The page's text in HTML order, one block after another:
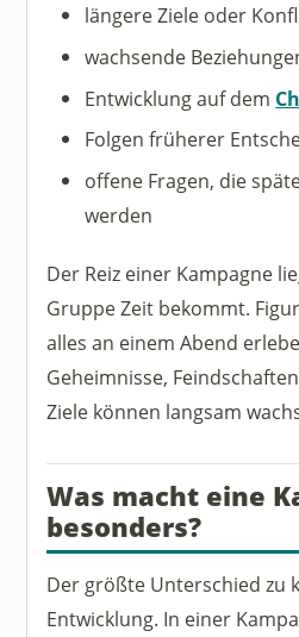
längere Ziele oder
wachsende
Entwicklung auf dem
Folgen früherer
offene Fragen, die
werden
Der Reiz einer Kampagne
Gruppe Zeit bekommt.
alles an einem Abend
Geheimnisse,
Ziele können langsam
Was macht eine
besonders?
Der größte Unterschied zu
Entwicklung. In einer